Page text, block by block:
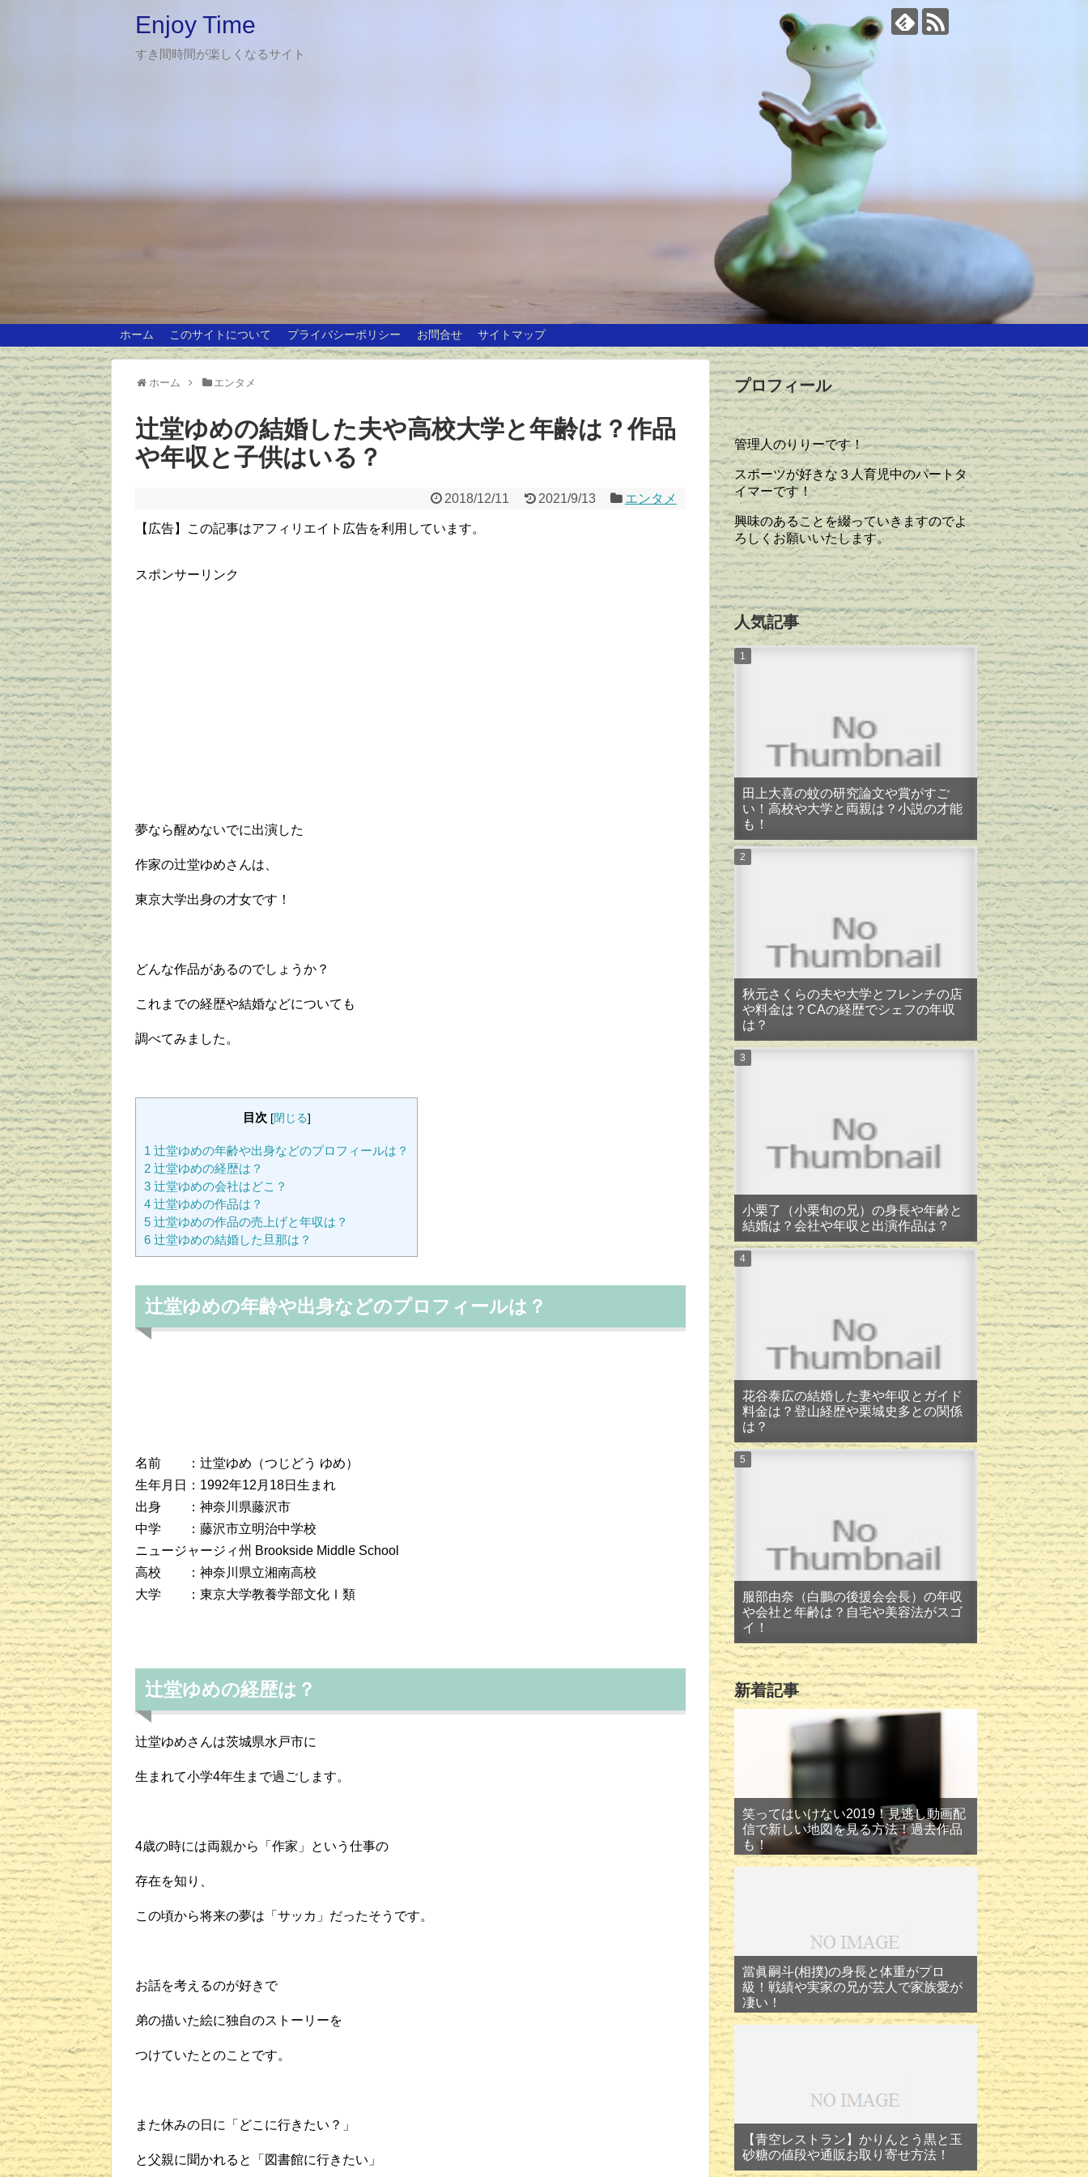
Enjoy Time
すき間時間が楽しくなるサイト
ホーム このサイトについて プライバシーポリシー お問合せ サイトマップ
ホーム エンタメ
辻堂ゆめの結婚した夫や高校大学と年齢は？作品
や年収と子供はいる？
2018/12/11 2021/9/13 エンタメ
【広告】この記事はアフィリエイト広告を利用しています。
スポンサーリンク
夢なら醒めないでに出演した
作家の辻堂ゆめさんは、
東京大学出身の才女です！
どんな作品があるのでしょうか？
これまでの経歴や結婚などについても
調べてみました。
目次 [閉じる]
1 辻堂ゆめの年齢や出身などのプロフィールは？
2 辻堂ゆめの経歴は？
3 辻堂ゆめの会社はどこ？
4 辻堂ゆめの作品は？
5 辻堂ゆめの作品の売上げと年収は？
6 辻堂ゆめの結婚した旦那は？
辻堂ゆめの年齢や出身などのプロフィールは？
名前 ：辻堂ゆめ（つじどう ゆめ）
生年月日：1992年12月18日生まれ
出身 ：神奈川県藤沢市
中学 ：藤沢市立明治中学校
ニュージャージィ州 Brookside Middle School
高校 ：神奈川県立湘南高校
大学 ：東京大学教養学部文化Ⅰ類
辻堂ゆめの経歴は？
辻堂ゆめさんは茨城県水戸市に
生まれて小学4年生まで過ごします。
4歳の時には両親から「作家」という仕事の
存在を知り、
この頃から将来の夢は「サッカ」だったそうです。
お話を考えるのが好きで
弟の描いた絵に独自のストーリーを
つけていたとのことです。
また休みの日に「どこに行きたい？」
と父親に聞かれると「図書館に行きたい」
プロフィール
管理人のりりーです！
スポーツが好きな３人育児中のパートタ
イマーです！
興味のあることを綴っていきますのでよ
ろしくお願いいたします。
人気記事
田上大喜の蚊の研究論文や賞がすご
い！高校や大学と両親は？小説の才能
も！
秋元さくらの夫や大学とフレンチの店
や料金は？CAの経歴でシェフの年収
は？
小栗了（小栗旬の兄）の身長や年齢と
結婚は？会社や年収と出演作品は？
花谷泰広の結婚した妻や年収とガイド
料金は？登山経歴や栗城史多との関係
は？
服部由奈（白鵬の後援会会長）の年収
や会社と年齢は？自宅や美容法がスゴ
イ！
新着記事
笑ってはいけない2019！見逃し動画配
信で新しい地図を見る方法！過去作品
も！
當眞嗣斗(相撲)の身長と体重がプロ
級！戦績や実家の兄が芸人で家族愛が
凄い！
【青空レストラン】かりんとう黒と玉
砂糖の値段や通販お取り寄せ方法！